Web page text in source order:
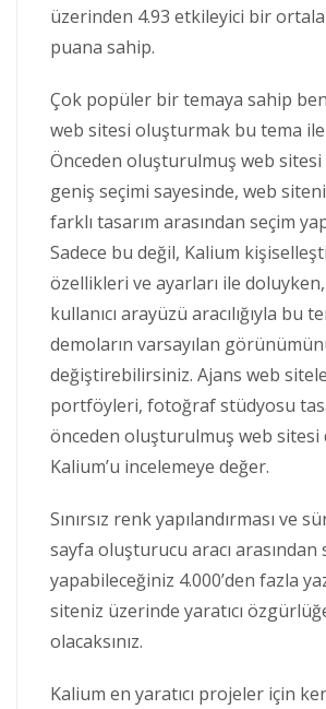
üzerinden 4.93 etkileyici bir
puana sahip.
Çok popüler bir temaya sahip
web sitesi oluşturmak bu tema
Önceden oluşturulmuş web sitesi
geniş seçimi sayesinde, web
farklı tasarım arasından seçim
Sadece bu değil, Kalium
özellikleri ve ayarları ile
kullanıcı arayüzü aracılığıyla bu
demoların varsayılan
değiştirebilirsiniz. Ajans web
portföyleri, fotoğraf stüdyosu
önceden oluşturulmuş web sitesi
Kalium’u incelemeye değer.
Sınırsız renk yapılandırması ve
sayfa oluşturucu aracı arasından
yapabileceğiniz 4.000’den fazla
siteniz üzerinde yaratıcı
olacaksınız.
Kalium en yaratıcı projeler için